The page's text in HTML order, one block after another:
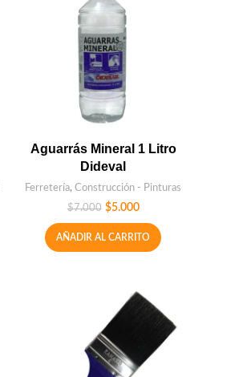
Aguarrás Mineral 1 Litro
Dideval
Ferretería,Construcción - Pinturas
$7.000 $5.000
AÑADIR AL CARRITO